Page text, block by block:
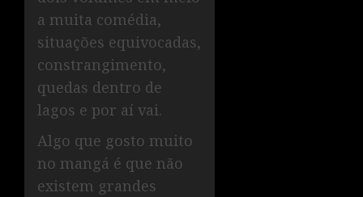
a muita comédia,
situações equivocadas,
constrangimento,
quedas dentro de
lagos e por aí vai.
Algo que gosto muito
no mangá é que não
existem grandes